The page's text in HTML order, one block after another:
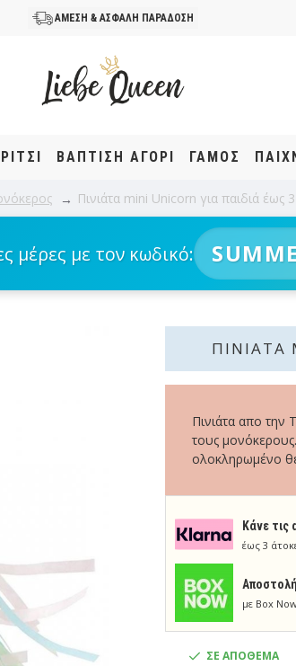
ΑΜΕΣΗ & ΑΣΦΑΛΗ ΠΑΡΑΔΟΣΗ
ΒΆΠΤΙΣΗ ΑΓΌΡΙ ΓΑΜΟΣ
Πινιάτα mini Unicorn για παιδιά έως
μέρες με τον κωδικό:
ΠΙΝΙΆΤΑ
Κάνε τις
έως 3
με Box
Πινιάτα απο την
τους
ολοκληρωμένο
ΣΕ ΑΠΟΘΕΜΑ